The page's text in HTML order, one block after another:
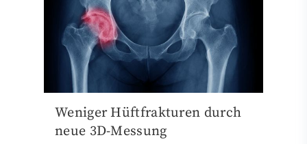
Weniger Hüftfrakturen durch
neue 3D-Messung